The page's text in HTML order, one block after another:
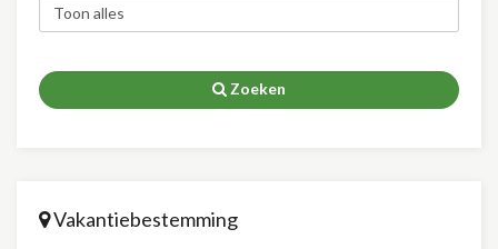
Zoeken
Vakantiebestemming